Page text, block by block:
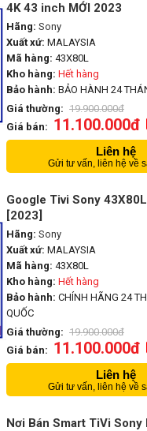
4K 43 inch MỚI 2023
Hãng: Sony
Xuất xứ: MALAYSIA
Mã hàng: 43X80L
Kho hàng: Hết hàng
Bảo hành: BẢO HÀNH 24
Giá thường: 19.900.000đ
Giá bán: 11.100.000đ
Liên hệ
Gửi tư vấn, liên hệ về
Google Tivi Sony
[2023]
Hãng: Sony
Xuất xứ: MALAYSIA
Mã hàng: 43X80L
Kho hàng: Hết hàng
Bảo hành: CHÍNH HÃNG 24
QUỐC
Giá thường: 19.900.000đ
Giá bán: 11.100.000đ
Liên hệ
Gửi tư vấn, liên hệ về
Nơi Bán Smart TiVi Sony